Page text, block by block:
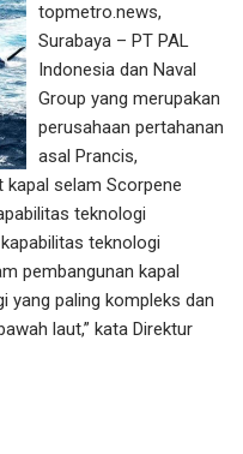
topmetro.news,
Surabaya – PT PAL
Indonesia dan Naval
Group yang merupakan
perusahaan pertahanan
asal Prancis,
selam Scorpene
teknologi
teknologi
pembangunan kapal
yang paling kompleks dan
laut,” kata Direktur